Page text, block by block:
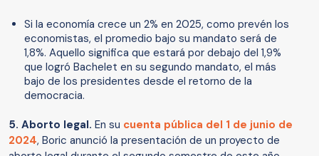
Si la economía crece un 2% en 2025, como prevén los
economistas, el promedio bajo su mandato será de
1,8%. Aquello significa que estará por debajo del 1,9%
que logró Bachelet en su segundo mandato, el más
bajo de los presidentes desde el retorno de la
democracia.
5. Aborto legal. En su cuenta pública del 1 de junio de
2024, Boric anunció la presentación de un proyecto de